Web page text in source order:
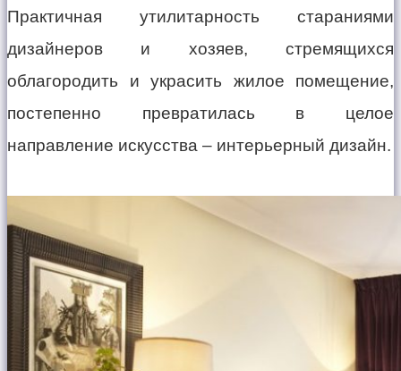
Практичная утилитарность стараниями
дизайнеров и хозяев, стремящихся
облагородить и украсить жилое помещение,
постепенно превратилась в целое
направление искусства – интерьерный дизайн.